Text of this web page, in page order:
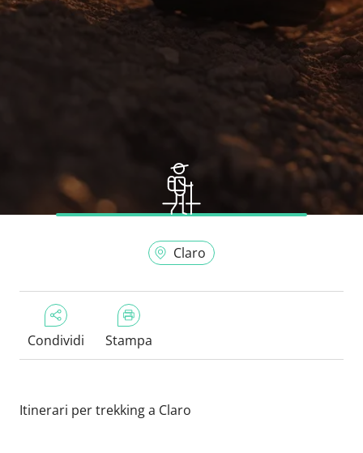
Claro
Condividi Stampa
Itinerari per trekking a Claro